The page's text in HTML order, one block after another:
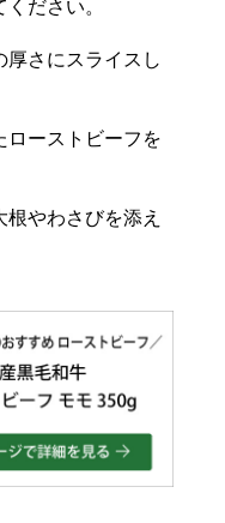
ださい。
厚さにスライスし
ローストビーフを
やわさびを添え